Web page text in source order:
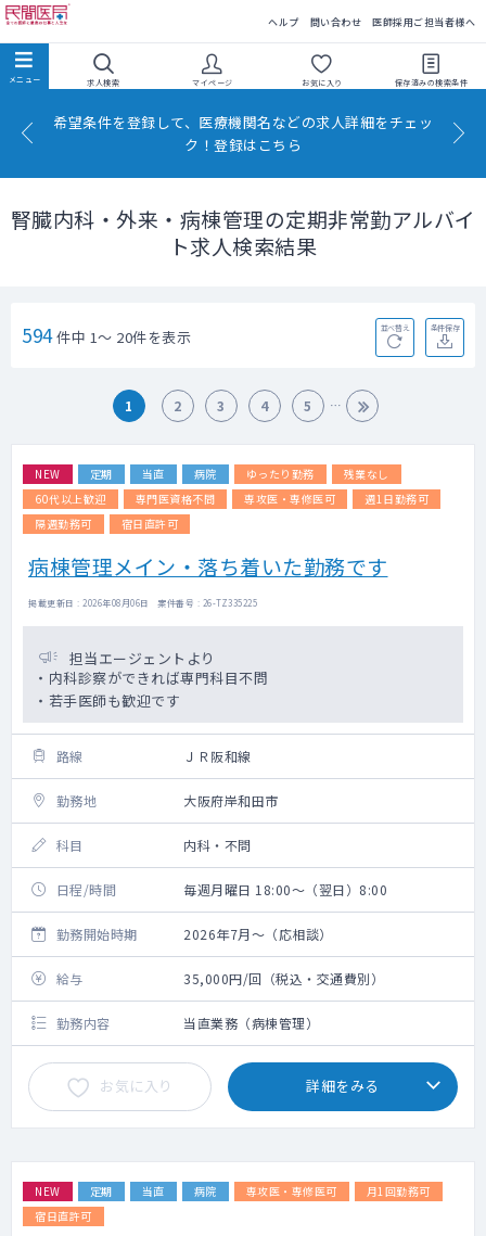
ヘルプ 問い合わせ 医師採用ご担当者様へ
求人検索 マイページ お気に入り 保存済みの検索条件
希望条件を登録して、医療機関名などの求人詳細をチェッ
ク！登録はこちら
腎臓内科・外来・病棟管理の定期非常勤アルバイ
ト求人検索結果
594件中 1～ 20件を表示 並べ替え 条件保存
1 2 3 4 5
NEW 定期 当直 病院 ゆったり勤務
残業なし
60代以上歓迎
専門医資格不問 専攻医・専修医可
週1日勤務可
隔週勤務可
宿日直許可
病棟管理メイン・落ち着いた勤務です
掲載更新日 : 2026年08月06日 案件番号 : 26-TZ335225
担当エージェントより
・内科診察ができれば専門科目不問
・若手医師も歓迎です
路線 ＪＲ阪和線
勤務地 大阪府岸和田市
科目 内科・不問
日程/時間 毎週月曜日 18:00～（翌日）8:00
勤務開始時期 2026年7月～（応相談）
給与 35,000円/回（税込・交通費別）
勤務内容 当直業務（病棟管理）
お気に入り 詳細をみる
NEW 定期 当直 病院 専攻医・専修医可
月1回勤務可
宿日直許可